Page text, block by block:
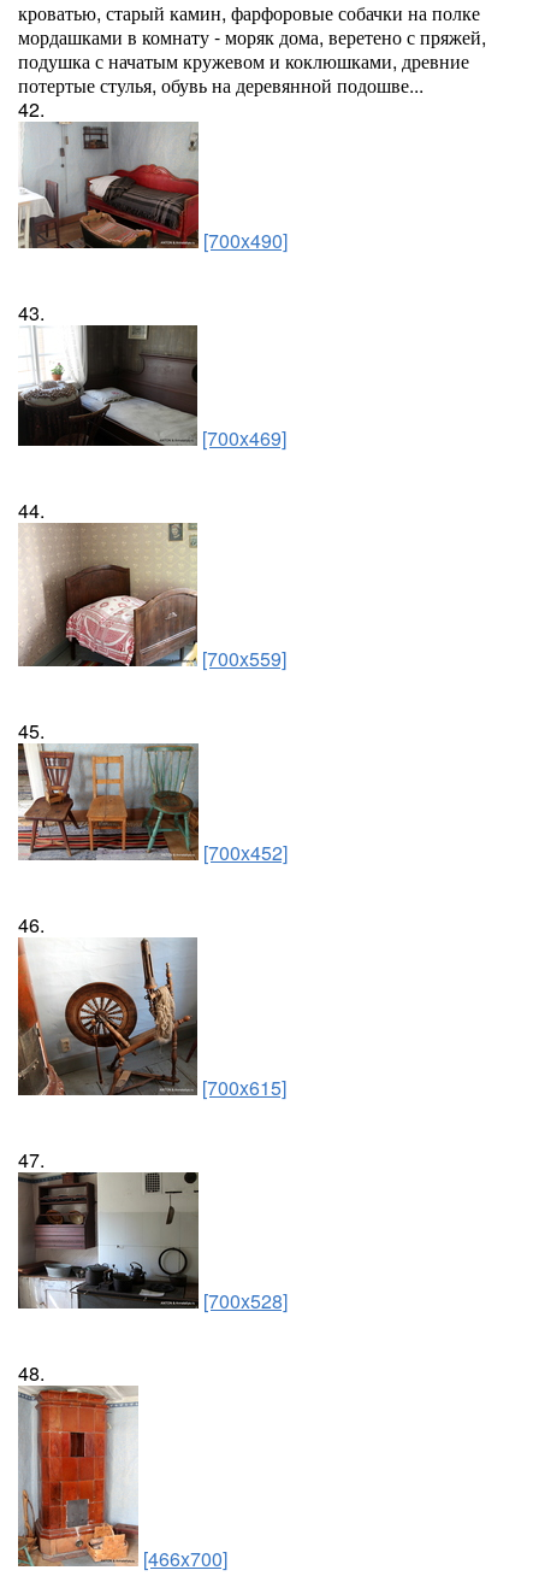
кроватью, старый камин, фарфоровые собачки на полке
мордашками в комнату - моряк дома, веретено с пряжей,
подушка с начатым кружевом и коклюшками, древние
потертые стулья, обувь на деревянной подошве...
42.
[700x490]
43.
[700x469]
44.
[700x559]
45.
[700x452]
46.
[700x615]
47.
[700x528]
48.
[466x700]